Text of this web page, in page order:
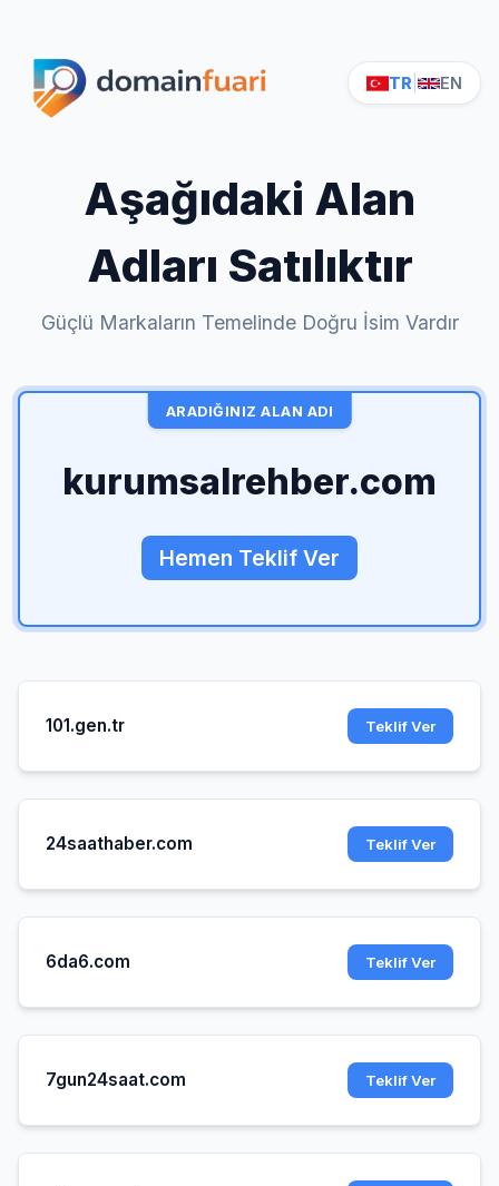
TR EN
Aşağıdaki Alan
Adları Satılıktır
Güçlü Markaların Temelinde Doğru İsim Vardır
ARADIĞINIZ ALAN ADI
kurumsalrehber.com
Hemen Teklif Ver
101.gen.tr Teklif Ver
24saathaber.com Teklif Ver
6da6.com Teklif Ver
7gun24saat.com Teklif Ver